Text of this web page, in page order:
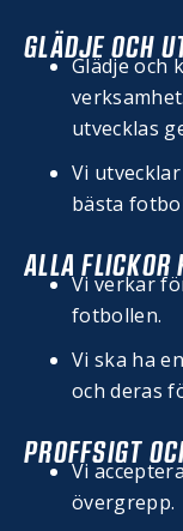
GLÄDJE OCH
Glädje och
utvecklas
Vi
bästa
ALLA FLICKOR
Vi verkar
fotbollen.
Vi ska ha
och deras
PROFFSIGT
Vi
övergrepp.